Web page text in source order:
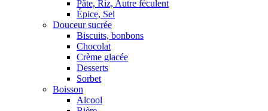
Pâte, Riz, Autre féculent
Épice, Sel
Douceur sucrée
Biscuits, bonbons
Chocolat
Crème glacée
Desserts
Sorbet
Boisson
Alcool